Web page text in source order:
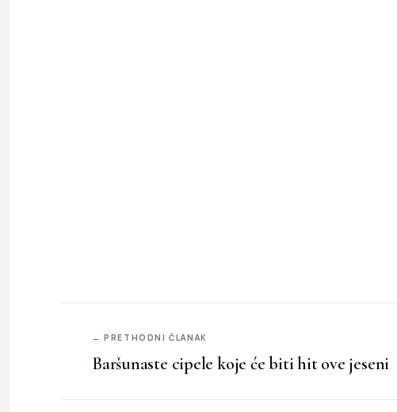
← PRETHODNI ČLANAK
Baršunaste cipele koje će biti hit ove jeseni